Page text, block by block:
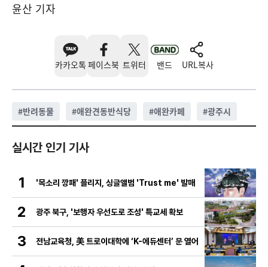
윤산 기자
카카오톡 페이스북 트위터 밴드 URL복사
#반려동물 #애완견동반식당 #애완카페 #광주시
실시간 인기 기사
1 '목소리 깡패' 플리지, 싱글앨범 'Trust me' 발매
2 광주 북구, '보행자 우선도로 조성' 특교세 확보
3 전남교육청, 美 트로이대학에 ‘K-에듀센터’ 문 열어